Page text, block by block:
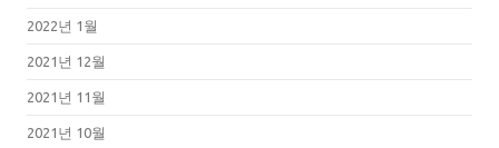
2022년 1월
2021년 12월
2021년 11월
2021년 10월